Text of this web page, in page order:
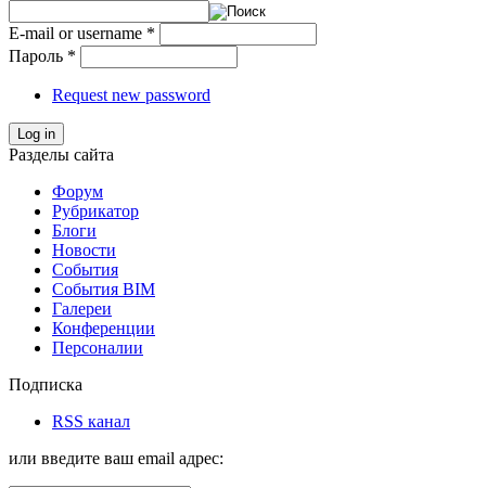
E-mail or username *
Пароль *
Request new password
Log in
Разделы сайта
Форум
Рубрикатор
Блоги
Новости
События
События BIM
Галереи
Конференции
Персоналии
Подписка
RSS канал
или введите ваш email адрес: